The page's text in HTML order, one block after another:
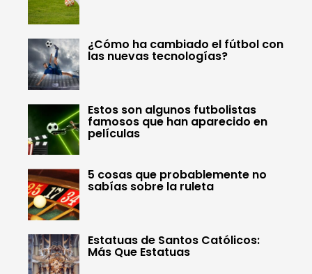
¿Cómo ha cambiado el fútbol con
las nuevas tecnologías?
Estos son algunos futbolistas
famosos que han aparecido en
películas
5 cosas que probablemente no
sabías sobre la ruleta
Estatuas de Santos Católicos:
Más Que Estatuas